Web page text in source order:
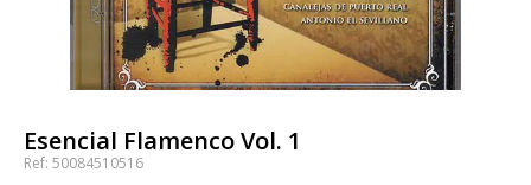
Esencial Flamenco Vol. 1
Ref: 50084510516